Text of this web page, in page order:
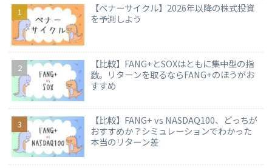
【ベナーサイクル】2026年以降の株式投資
を予測しよう
【比較】FANG+とSOXはともに集中型の指
数。リターンを取るならFANG+のほうがお
すすめ
【比較】FANG+ vs NASDAQ100、どっちが
おすすめか？シミュレーションでわかった
本当のリターン差